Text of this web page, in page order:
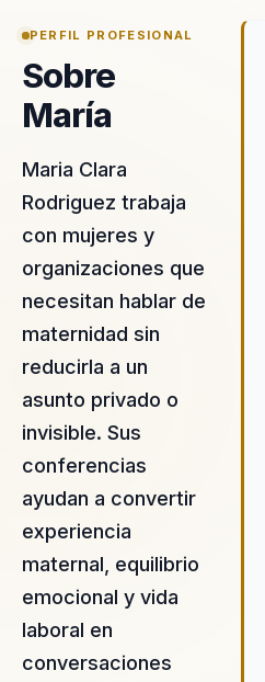
PERFIL PROFESIONAL
Sobre
María
Maria Clara
Rodriguez trabaja
con mujeres y
organizaciones que
necesitan hablar de
maternidad sin
reducirla a un
asunto privado o
invisible. Sus
conferencias
ayudan a convertir
experiencia
maternal, equilibrio
emocional y vida
laboral en
conversaciones